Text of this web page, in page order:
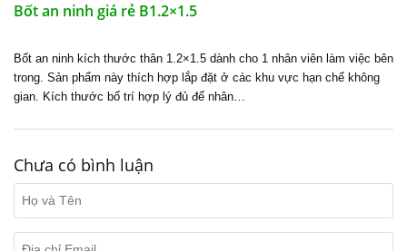
Bốt an ninh giá rẻ B1.2×1.5
Bốt an ninh kích thước thân 1.2×1.5 dành cho 1 nhân viên làm việc bên
trong. Sản phẩm này thích hợp lắp đặt ở các khu vực hạn chế không
gian. Kích thước bố trí hợp lý đủ để nhân…
Chưa có bình luận